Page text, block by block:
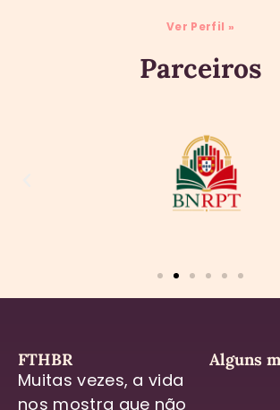
Ver Perfil »
Parceiros
FTHBR
Muitas vezes, a vida
nos mostra que não
Alguns